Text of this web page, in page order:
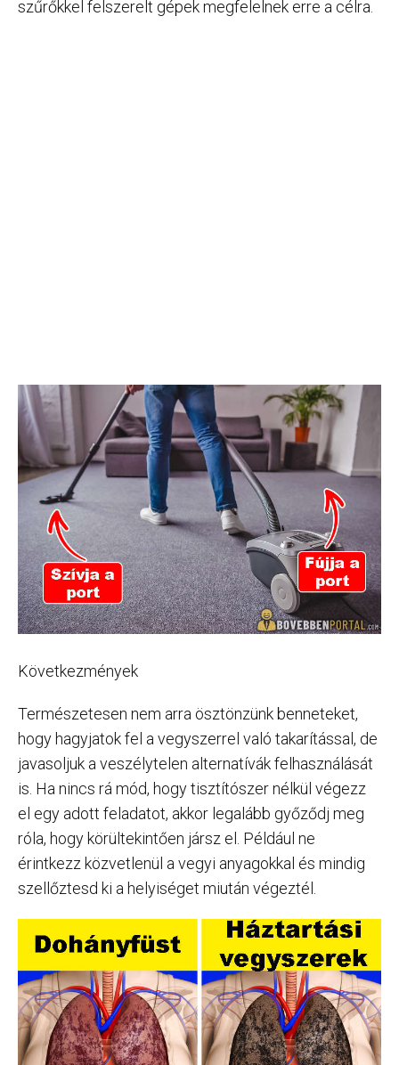
szűrőkkel felszerelt gépek megfelelnek erre a célra.
Következmények
Természetesen nem arra ösztönzünk benneteket,
hogy hagyjatok fel a vegyszerrel való takarítással, de
javasoljuk a veszélytelen alternatívák felhasználását
is. Ha nincs rá mód, hogy tisztítószer nélkül végezz
el egy adott feladatot, akkor legalább győződj meg
róla, hogy körültekintően jársz el. Például ne
érintkezz közvetlenül a vegyi anyagokkal és mindig
szellőztesd ki a helyiséget miután végeztél.